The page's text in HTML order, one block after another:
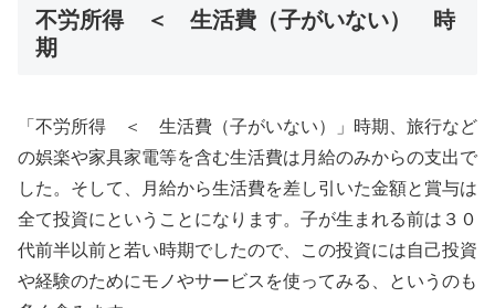
不労所得 ＜ 生活費（子がいない） 時
期
「不労所得 ＜ 生活費（子がいない）」時期、旅行など
の娯楽や家具家電等を含む生活費は月給のみからの支出で
した。そして、月給から生活費を差し引いた金額と賞与は
全て投資にということになります。子が生まれる前は３０
代前半以前と若い時期でしたので、この投資には自己投資
や経験のためにモノやサービスを使ってみる、というのも